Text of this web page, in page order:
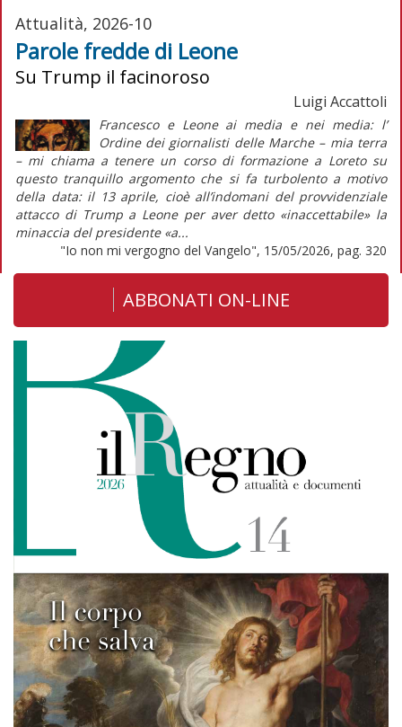
Attualità, 2026-10
Parole fredde di Leone
Su Trump il facinoroso
Luigi Accattoli
Francesco e Leone ai media e nei media: l’
Ordine dei giornalisti delle Marche – mia terra
– mi chiama a tenere un corso di formazione a Loreto su
questo tranquillo argomento che si fa turbolento a motivo
della data: il 13 aprile, cioè all’indomani del provvidenziale
attacco di Trump a Leone per aver detto «inaccettabile» la
minaccia del presidente «a...
"Io non mi vergogno del Vangelo", 15/05/2026, pag. 320
ABBONATI ON-LINE